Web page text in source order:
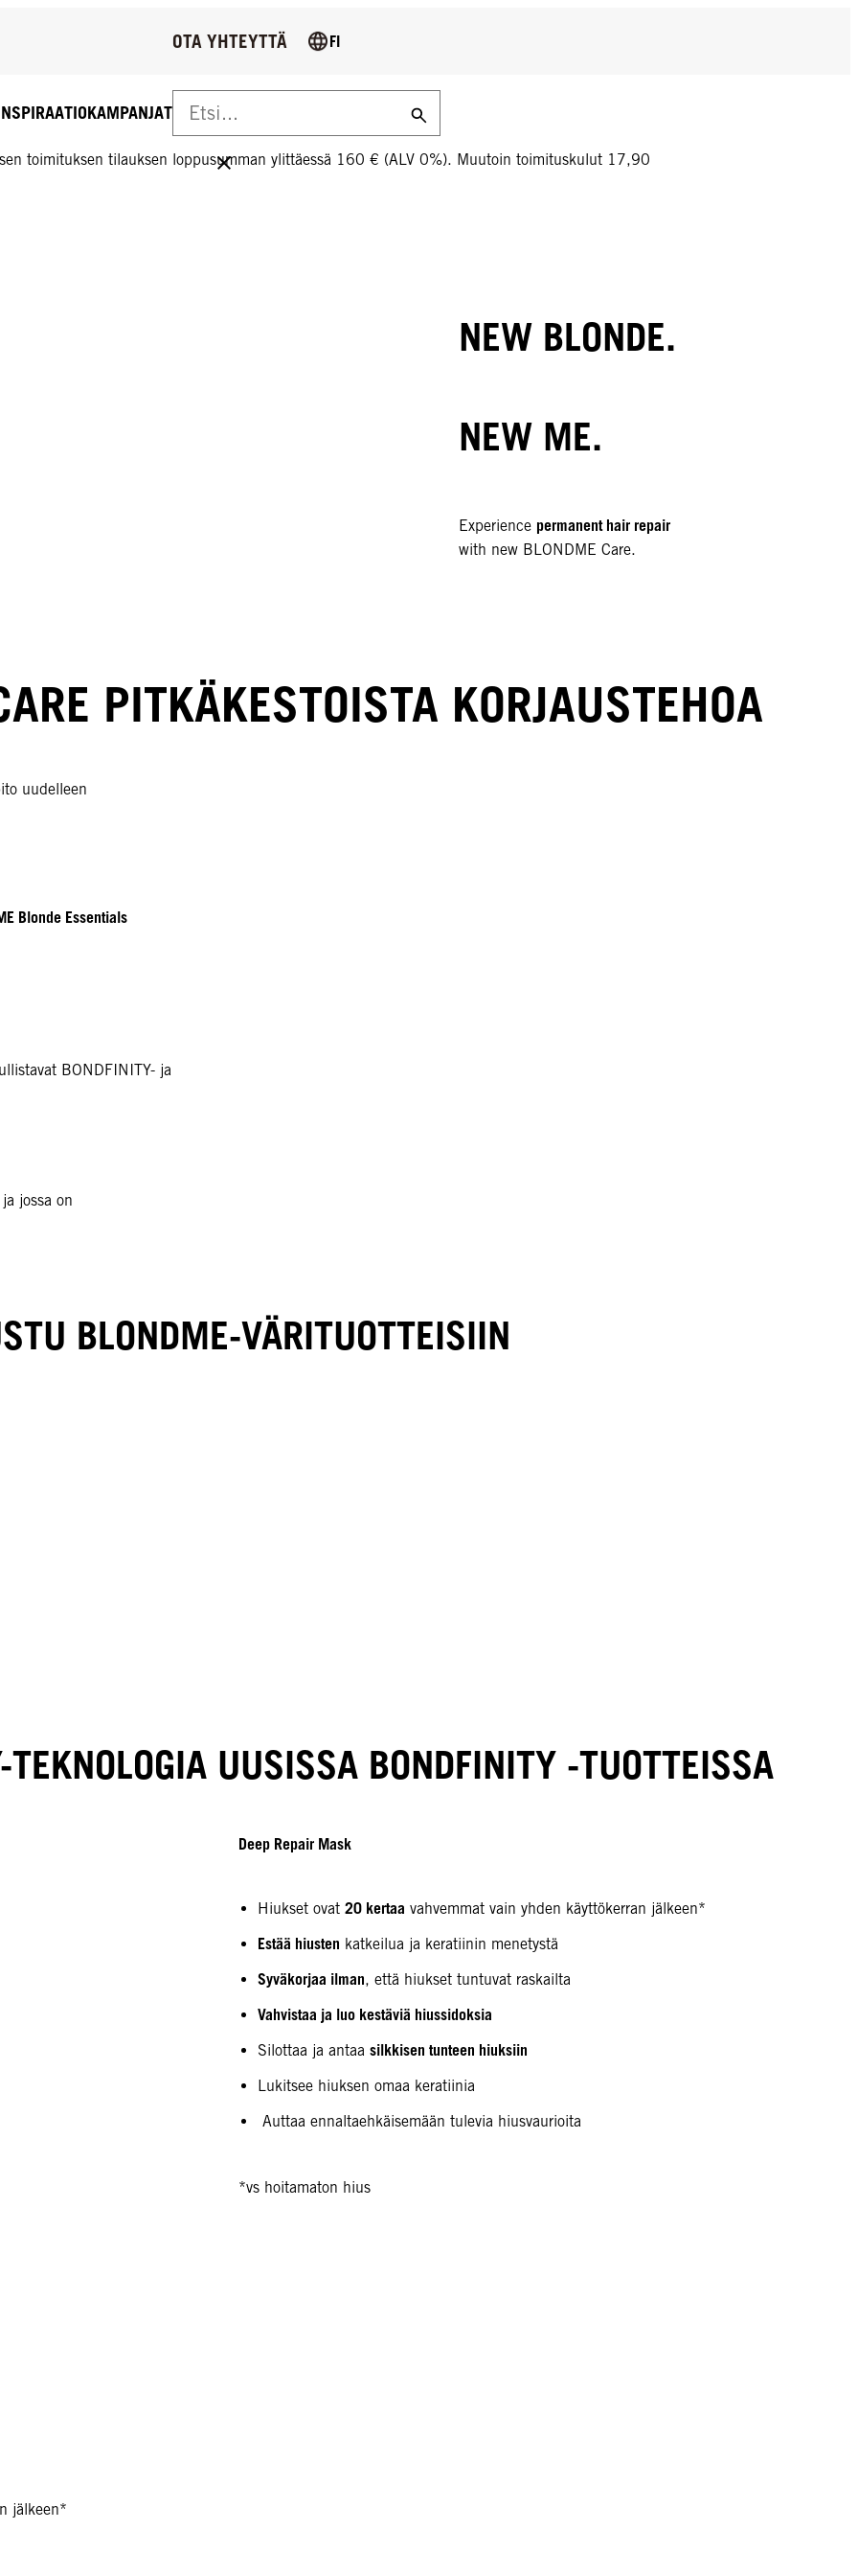
toimituksen tilauksen loppusumman ylittäessä 160 € (ALV 0%). Muutoin toimituskulut 17,90
KAMPANJAT
OTA YHTEYTTÄ FI
NEW BLONDE.
NEW ME.
Experience permanent hair repair
with new BLONDME Care.
PITKÄKESTOISTA KORJAUSTEHOA
uudelleen
Blonde Essentials
BONDFINITY- ja
jossa on
BLONDME-VÄRITUOTTEISIIN
UUSISSA BONDFINITY -TUOTTEISSA
Deep Repair Mask
Hiukset ovat 20 kertaa vahvemmat vain yhden käyttökerran jälkeen*
Estää hiusten katkeilua ja keratiinin menetystä
Syväkorjaa ilman, että hiukset tuntuvat raskailta
Vahvistaa ja luo kestäviä hiussidoksia
Silottaa ja antaa silkkisen tunteen hiuksiin
Lukitsee hiuksen omaa keratiinia
Auttaa ennaltaehkäisemään tulevia hiusvaurioita
*vs hoitamaton hius
jälkeen*